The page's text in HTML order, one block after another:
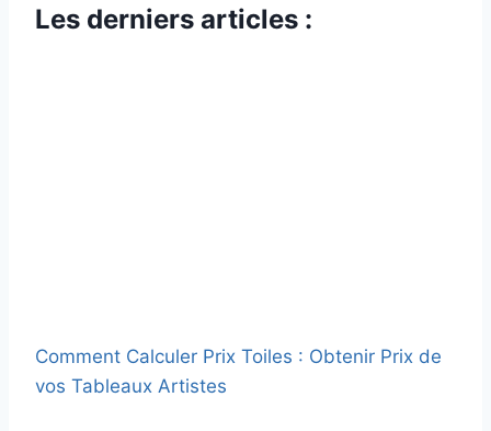
Les derniers articles :
Comment Calculer Prix Toiles : Obtenir Prix de
vos Tableaux Artistes